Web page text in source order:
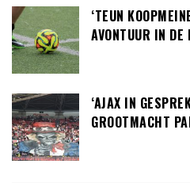
‘TEUN
AVONTUUR IN DE
‘AJAX IN
GROOTMACHT